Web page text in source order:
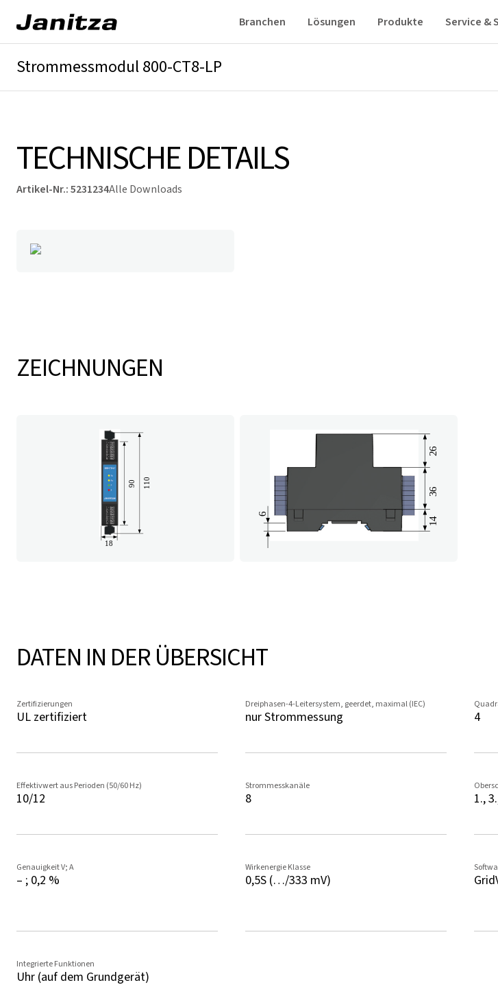
Branchen Lösungen Produkte Service &
Strommessmodul 800-CT8-LP
TECHNISCHE DETAILS
Artikel-Nr.:5231234Alle Downloads
ZEICHNUNGEN
DATEN IN DER ÜBERSICHT
Zertifizierungen
UL zertifiziert
Dreiphasen-4-Leitersystem, geerdet, maximal (IEC)
nur Strommessung 4
Effektivwert aus Perioden (50/60 Hz)
10/12
Strommesskanäle
8 1.,
Genauigkeit V; A
– ; 0,2 %
Wirkenergie Klasse
0,5S (…/333 mV)
Integrierte Funktionen
Uhr (auf dem Grundgerät)